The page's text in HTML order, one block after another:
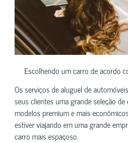
Escolhendo um carro de acordo
Os serviços de aluguel de
seus clientes uma grande seleção
modelos premium e mais
estiver viajando em uma grande
carro mais espaçoso.